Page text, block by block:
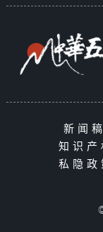
新闻
知识
私隐政